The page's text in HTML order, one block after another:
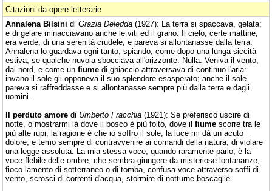
Citazioni da opere letterarie
Annalena Bilsini di Grazia Deledda (1927): La terra si spaccava, gelata;
e di gelare minacciavano anche le viti ed il grano. Il cielo, certe mattine,
era verde, di una serenità crudele, e pareva si allontanasse dalla terra.
Annalena lo guardava ogni tanto, spiando, come dopo una lunga siccità
estiva, se qualche nuvola sbocciava all'orizzonte. Nulla. Veniva il vento,
dal nord, e come un fiume di ghiaccio attraversava di continuo l'aria:
invano il sole gli opponeva il suo splendore esasperato; anche il sole
pareva si raffreddasse e si allontanasse sempre più dalla terra e dagli
uomini.
Il perduto amore di Umberto Fracchia (1921): Se preferisco uscire di
notte, o mostrarmi là dove il bosco è più folto, dove il fiume scorre tra le
più alte rupi, la ragione è che io soffro il sole, la luce mi dà un acuto
dolore, e temo sempre di contravvenire ai comandi della natura, di violare
una legge assoluta. La mia stessa voce, quando raramente parlo, è la
voce flebile delle ombre, che sembra giungere da misteriose lontananze,
fioco lamento di sotterraneo o di tomba, confusa voce attraverso soffi di
vento, scrosci di correnti d'acqua, stormire di notturne boscaglie.